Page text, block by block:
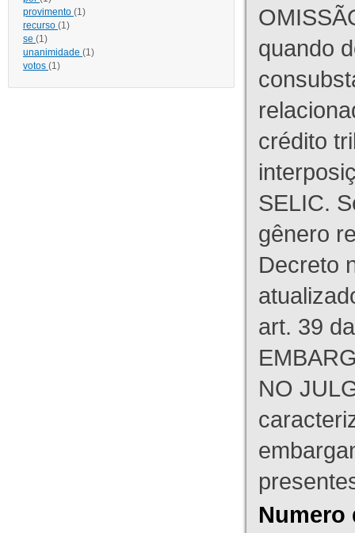
provimento (1)
recurso (1)
se (1)
unanimidade (1)
votos (1)
quando
crédito
SELIC.
gênero
Decreto
art. 39
NO
Numero